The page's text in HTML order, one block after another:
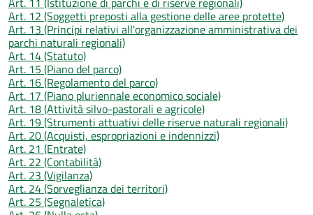
Art. 12 (Soggetti preposti alla gestione delle aree protette)
Art. 13 (Principi relativi all'organizzazione amministrativa dei
parchi naturali regionali)
Art. 14 (Statuto)
Art. 15 (Piano del parco)
Art. 16 (Regolamento del parco)
Art. 17 (Piano pluriennale economico sociale)
Art. 18 (Attività silvo-pastorali e agricole)
Art. 19 (Strumenti attuativi delle riserve naturali regionali)
Art. 20 (Acquisti, espropriazioni e indennizzi)
Art. 21 (Entrate)
Art. 22 (Contabilità)
Art. 23 (Vigilanza)
Art. 24 (Sorveglianza dei territori)
Art. 25 (Segnaletica)